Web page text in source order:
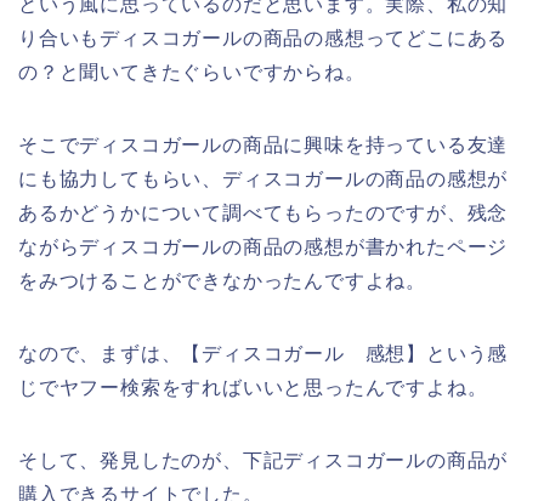
という風に思っているのだと思います。実際、私の知
り合いもディスコガールの商品の感想ってどこにある
の？と聞いてきたぐらいですからね。
そこでディスコガールの商品に興味を持っている友達
にも協力してもらい、ディスコガールの商品の感想が
あるかどうかについて調べてもらったのですが、残念
ながらディスコガールの商品の感想が書かれたページ
をみつけることができなかったんですよね。
なので、まずは、【ディスコガール 感想】という感
じでヤフー検索をすればいいと思ったんですよね。
そして、発見したのが、下記ディスコガールの商品が
購入できるサイトでした。